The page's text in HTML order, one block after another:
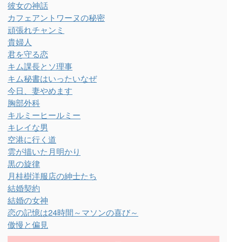
彼女の神話
カフェアントワーヌの秘密
頑張れチャンミ
貴婦人
君を守る恋
キム課長とソ理事
キム秘書はいったいなぜ
今日、妻やめます
胸部外科
キルミーヒールミー
キレイな男
空港に行く道
雲が描いた月明かり
黒の旋律
月桂樹洋服店の紳士たち
結婚契約
結婚の女神
恋の記憶は24時間～マソンの喜び～
傲慢と偏見